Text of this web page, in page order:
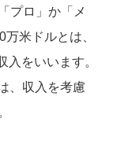
プロ」か「メ
米ドルとは、
をいいます。
、収入を考慮